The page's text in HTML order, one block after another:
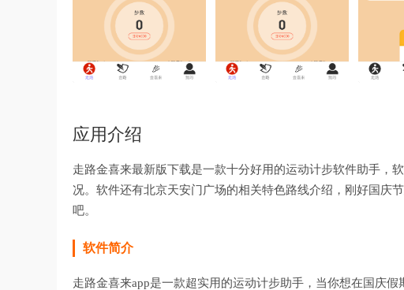
应用介绍
走路金喜来最新版下载是一款十分好用的运动计步软件助手，
况。软件还有北京天安门广场的相关特色路线介绍，刚好国庆
吧。
软件简介
走路金喜来app是一款超实用的运动计步助手，当你想在国庆